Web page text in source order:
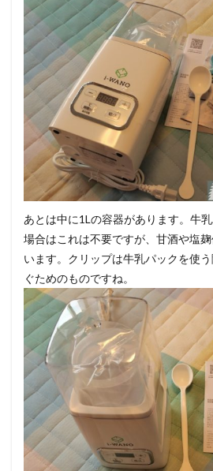
あとは中に1Lの容器があります。牛
場合はこれは不要ですが、甘酒や塩
います。クリップは牛乳パックを使
ぐためのものですね。